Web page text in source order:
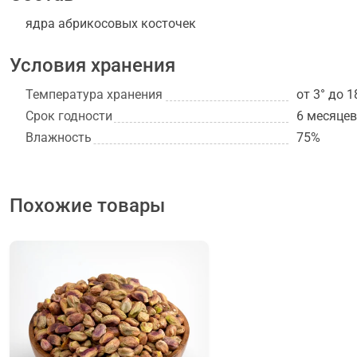
ядра абрикосовых косточек
Условия хранения
Температура хранения
от 3° до
Срок годности
6 месяцев
Влажность
75%
Похожие товары